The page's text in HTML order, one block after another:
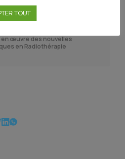
en Radiothérapie en
œuvre des nouvelles
en Radiothérapie
TOUT